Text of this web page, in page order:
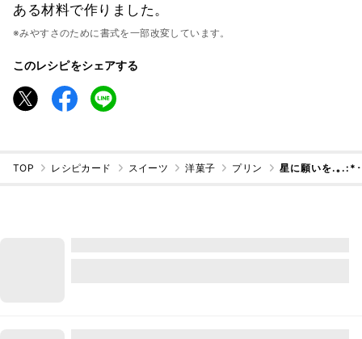
ある材料で作りました。
※みやすさのために書式を一部改変しています。
このレシピをシェアする
TOP レシピカード スイーツ 洋菓子 プリン 星に願いを.｡.:*